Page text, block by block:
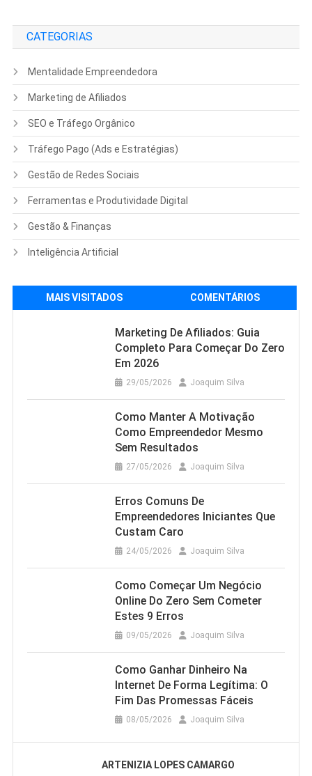
CATEGORIAS
Mentalidade Empreendedora
Marketing de Afiliados
SEO e Tráfego Orgânico
Tráfego Pago (Ads e Estratégias)
Gestão de Redes Sociais
Ferramentas e Produtividade Digital
Gestão & Finanças
Inteligência Artificial
MAIS VISITADOS COMENTÁRIOS
Marketing De Afiliados: Guia
Completo Para Começar Do Zero
Em 2026
29/05/2026 Joaquim Silva
Como Manter A Motivação
Como Empreendedor Mesmo
Sem Resultados
27/05/2026 Joaquim Silva
Erros Comuns De
Empreendedores Iniciantes Que
Custam Caro
24/05/2026 Joaquim Silva
Como Começar Um Negócio
Online Do Zero Sem Cometer
Estes 9 Erros
09/05/2026 Joaquim Silva
Como Ganhar Dinheiro Na
Internet De Forma Legítima: O
Fim Das Promessas Fáceis
08/05/2026 Joaquim Silva
ARTENIZIA LOPES CAMARGO